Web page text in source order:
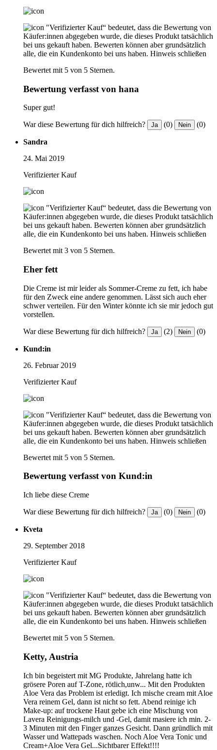
"Verifizierter Kauf“ bedeutet, dass die Bewertung von
Käufer:innen abgegeben wurde, die dieses Produkt tatsächlich
bei uns gekauft haben. Bewerten können aber grundsätzlich
alle, die ein Kundenkonto bei uns haben. Hinweis schließen
Bewertet mit 5 von 5 Sternen.
Bewertung verfasst von hana
Super gut!
War diese Bewertung für dich hilfreich? Ja (0) Nein (0)
Sandra
24. Mai 2019
Verifizierter Kauf
"Verifizierter Kauf“ bedeutet, dass die Bewertung von
Käufer:innen abgegeben wurde, die dieses Produkt tatsächlich
bei uns gekauft haben. Bewerten können aber grundsätzlich
alle, die ein Kundenkonto bei uns haben. Hinweis schließen
Bewertet mit 3 von 5 Sternen.
Eher fett
Die Creme ist mir leider als Sommer-Creme zu fett, ich habe
für den Zweck eine andere genommen. Lässt sich auch eher
schwer verteilen. Für den Winter könnte ich sie mir jedoch gut
vorstellen.
War diese Bewertung für dich hilfreich? Ja (2) Nein (0)
Kund:in
26. Februar 2019
Verifizierter Kauf
"Verifizierter Kauf“ bedeutet, dass die Bewertung von
Käufer:innen abgegeben wurde, die dieses Produkt tatsächlich
bei uns gekauft haben. Bewerten können aber grundsätzlich
alle, die ein Kundenkonto bei uns haben. Hinweis schließen
Bewertet mit 5 von 5 Sternen.
Bewertung verfasst von Kund:in
Ich liebe diese Creme
War diese Bewertung für dich hilfreich? Ja (0) Nein (0)
Kveta
29. September 2018
Verifizierter Kauf
"Verifizierter Kauf“ bedeutet, dass die Bewertung von
Käufer:innen abgegeben wurde, die dieses Produkt tatsächlich
bei uns gekauft haben. Bewerten können aber grundsätzlich
alle, die ein Kundenkonto bei uns haben. Hinweis schließen
Bewertet mit 5 von 5 Sternen.
Ketty, Austria
Ich bin begeistert mit MG Produkte, Jahrelang hatte ich
grösere Poren auf T-Zone, rötlich,unw... Mit den Produkten
Aloe Vera das Problem ist erledigt. Ich mische cream mit Aloe
Vera reinem Gel, dann ist nicht so fett. Abend reinige ich
Make-up: auf trockene Haut gebe ich eine Mischung von
Lavera Reinigungs-milch und -Gel, damit masiere ich min. 2-
3 Minuten mit den Finger ganzes Gesicht. Dann gründlich mit
Wasser und Wattepads waschen. Noch Aloe Vera Tonic und
Cream+Aloe Vera Gel...Sichtbarer Effekt!!!!